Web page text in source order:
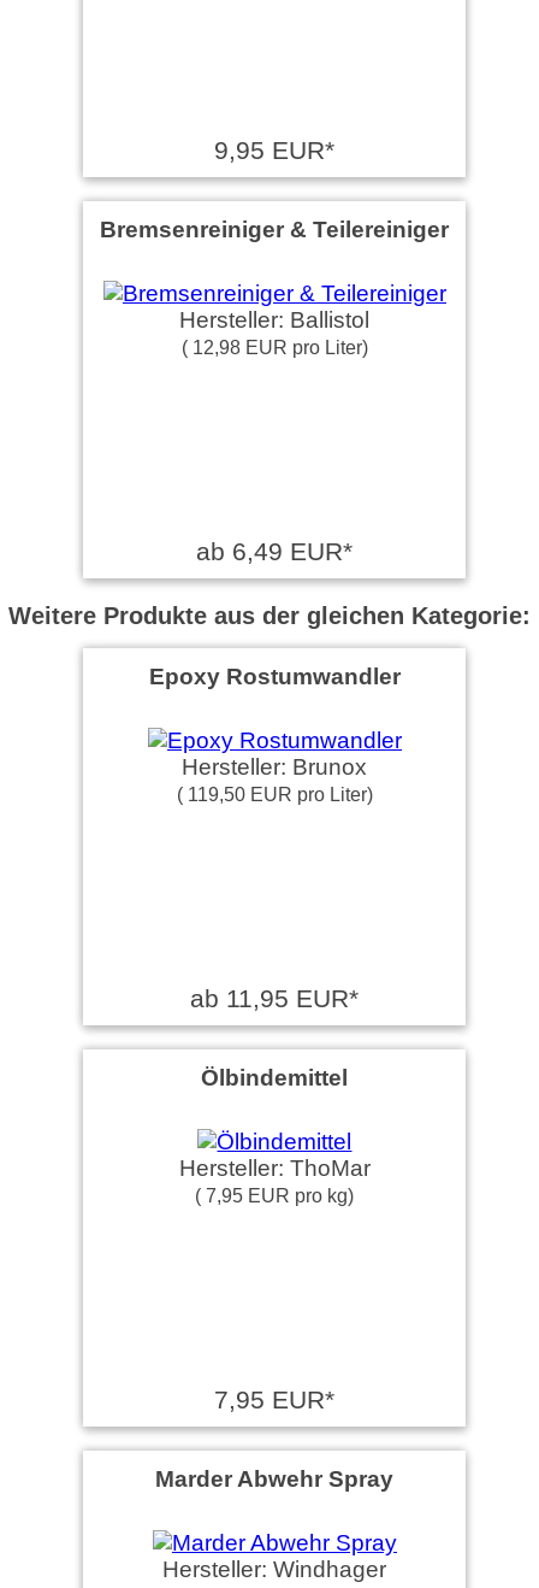
9,95 EUR*
Bremsenreiniger & Teilereiniger
Hersteller: Ballistol
( 12,98 EUR pro Liter)
ab 6,49 EUR*
Weitere Produkte aus der gleichen Kategorie:
Epoxy Rostumwandler
Hersteller: Brunox
( 119,50 EUR pro Liter)
ab 11,95 EUR*
Ölbindemittel
Hersteller: ThoMar
( 7,95 EUR pro kg)
7,95 EUR*
Marder Abwehr Spray
Hersteller: Windhager